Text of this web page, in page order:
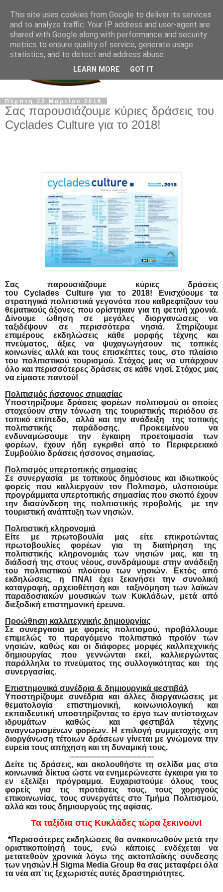
Πέμπτη 22 Μαρτίου 2018
Σας παρουσιάζουμε κύριες δράσεις του
Cyclades Culture για το 2018!
Σας παρουσιάζουμε κύριες δράσεις
τουCyclades Culture για το 2018! Ενισχύουμε τα
στρατηγικά πολιτιστικά γεγονότα που καθρεφτίζουν του
θεματικούς άξονες που ορίστηκαν για τη φετινή χρονιά.
Δίνουμε ώθηση σε μεγάλες διοργανώσεις να
ταξιδέψουν σε περισσότερα νησιά. Στηρίζουμε
επιμέρους εκδηλώσεις κάθε μορφής τέχνης και
πνεύματος, άξιες να ψυχαγωγήσουν τις τοπικές
κοινωνίες αλλά και τους επισκέπτες τους, στο πλαίσιο
του πολιτιστικού τουρισμού. Στόχος μας να υπάρχουν
όλο και περισσότερες δράσεις σε κάθε νησί. Στόχος μας
να είμαστε παντού!
Πολιτισμός ήσσονος σημασίας
Υποστηρίζουμε δράσεις φορέων πολιτισμού οι οποίες
στοχεύουν στην τόνωση της τουριστικής περιόδου σε
τοπικό επίπεδο, αλλά και την ανάδειξη της τοπικής
πολιτιστικής παράδοσης. Προκειμένου να
ενδυναμώσουμε την έγκαιρη προετοιμασία των
φορέων, έχουν ήδη εγκριθεί από το Περιφερειακό
Συμβούλιο δράσεις ήσσονος σημασίας.
Πολιτισμός υπερτοπικής σημασίας
Σε συνεργασία με τοπικούς δημόσιους και ιδιωτικούς
φορείς που καλλιεργούν τον Πολιτισμό, υλοποιούμε
προγράμματα υπερτοπικής σημασίας που σκοπό έχουν
την διασύνδεση της πολιτιστικής προβολής με την
τουριστική ανάπτυξη των νησιών.
Πολιτιστική κληρονομιά
Είτε με πρωτοβουλία μας είτε επικροτώντας
πρωτοβουλίες φορέων για τη διατήρηση της
πολιτιστικής κληρονομιάς των νησιών μας, και τη
διάδοσή της στους νέους, συνδράμουμε στην ανάδειξη
του πολιτιστικού πλούτου των νησιών. Εκτός από
εκδηλώσεις, η ΠΝΑΙ έχει ξεκινήσει την συνολική
καταγραφή, αρχειοθέτηση και ταξινόμηση των λαϊκών
παραδοσιακών μουσικών των Κυκλάδων, μετά από
διεξοδική επιστημονική έρευνα.
Προώθηση καλλιτεχνικής δημιουργίας
Σε συνεργασία με φορείς πολιτισμού, προβάλλουμε
επιμελώς το παραγόμενο πολιτιστικό προϊόν των
νησιών, καθώς και οι διάφορες μορφές καλλιτεχνικής
δημιουργίας που γεννώνται εκεί, καλλιεργώντας
παράλληλα το πνεύματος της συλλογικότητας και της
συνεργασίας.
Επιστημονικά συνέδρια & δημιουργικά φεστιβάλ
Υποστηρίζουμε συνέδρια και άλλες διοργανώσεις με
θεματολογία επιστημονική, κοινωνιολογική και
εκπαιδευτική υποστηρίζοντας το έργο των αντίστοιχων
ιδρυμάτων καθώς και φεστιβάλ τέχνης
αναγνωρισμένων φορέων. Η επιλογή συμμετοχής στη
διοργάνωση τέτοιων δράσεων γίνεται με γνώμονα την
ευρεία τους απήχηση και τη δυναμική τους.
​----------------------------------
Δείτε τις δράσεις, και ακολουθήστε τη σελίδα μας στα
κοινωνικά δίκτυα ώστε να ενημερώνεστε έγκαιρα για το
εν εξελίξει πρόγραμμα. Ευχαριστούμε όλους τους
φορείς για τις προτάσεις τους, τους χορηγούς
επικοινωνίας, τους συνεργάτες στο Τμήμα Πολιτισμού,
αλλά και τους δημιουργούς της αφίσας.
Τα ταξίδια στις Κυκλάδες τώρα ξεκινούν!
*Περισσότερες εκδηλώσεις θα ανακοινωθούν μετά την
οριστικοποίησή τους, ενώ κάποιες ενδέχεται να
μετατεθούν χρονικά λόγω της ακτοπλοϊκής σύνδεσης
των νησιών.H Sigma Media Group θα σας μεταφέρει όλα
τα νέα απ΄τις ξεχωριστές αυτές δραστηριότητες.
This site uses cookies from Google to deliver its services
and to analyze traffic. Your IP address and user-agent are
shared with Google along with performance and security
metrics to ensure quality of service, generate usage
statistics, and to detect and address abuse.
LEARN MORE GOT IT